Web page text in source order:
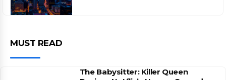
MUST READ
The Babysitter: Killer Queen